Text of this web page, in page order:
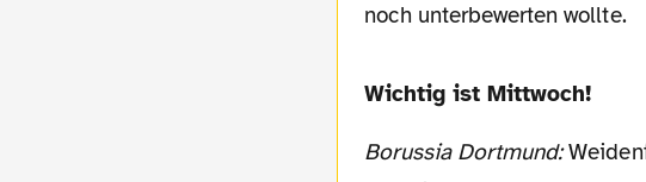
noch unterbewerten wollte.
Wichtig ist Mittwoch!
Borussia Dortmund: